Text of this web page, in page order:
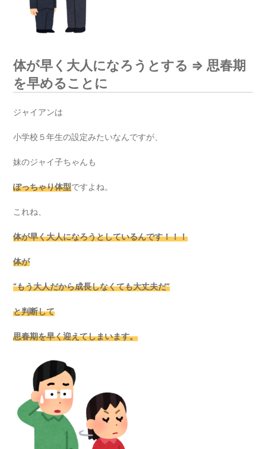
体が早く大人になろうとする ⇒ 思春期
を早めることに
ジャイアンは
小学校５年生の設定みたいなんですが、
妹のジャイ子ちゃんも
ぽっちゃり体型ですよね。
これね、
体が早く大人になろうとしているんです！！！
体が
“もう大人だから成長しなくても大丈夫だ”
と判断して
思春期を早く迎えてしまいます。